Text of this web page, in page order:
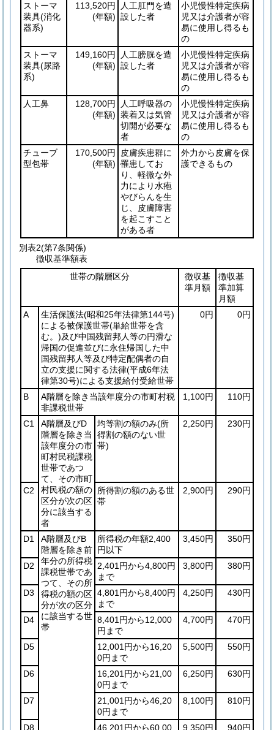
ストーマ
装具(消化
器系)
113,520円
(年額)
人工肛門を造
設した者
小児慢性特定疾病
児又は介護者が容
易に使用し得るも
の
ストーマ
装具(尿路
系)
149,160円
(年額)
人工膀胱を造
設した者
小児慢性特定疾病
児又は介護者が容
易に使用し得るも
の
人工鼻
128,700円
(年額)
人工呼吸器の
装着又は気管
切開が必要な
者
小児慢性特定疾病
児又は介護者が容
易に使用し得るも
の
チューブ
型包帯
170,500円
(年額)
皮膚疾患群に
罹患してお
り、軽微な外
力により水疱
やびらんを生
じ、皮膚障害
を起こすこと
がある者
外力から皮膚を保
護できるもの
別表2(第7条関係)
徴収基準額表
世帯の階層区分
徴収基
準月額
徴収基
準加算
月額
A
生活保護法(昭和25年法律第144号)
による被保護世帯(単給世帯を含
む。)及び中国残留邦人等の円滑な
帰国の促進並びに永住帰国した中
国残留邦人等及び特定配偶者の自
立の支援に関する法律(平成6年法
律第30号)による支援給付受給世帯
0円 0円
B
A階層を除き当該年度分の市町村税
非課税世帯
1,100円 110円
C1
A階層及びD
階層を除き当
該年度分の市
町村民税課税
世帯であつ
て、その市町
村民税の額の
区分が次の区
分に該当する
者
均等割の額のみ(所
得割の額のない世
帯)
2,250円 230円
C2
所得割の額のある世
帯
2,900円 290円
D1
A階層及びB
階層を除き前
年分の所得税
課税世帯であ
つて、その所
得税の額の区
分が次の区分
に該当する世
帯
所得税の年額2,400
円以下
3,450円 350円
D2
2,401円から4,800円
まで
3,800円 380円
D3
4,801円から8,400円
まで
4,250円 430円
D4
8,401円から12,000
円まで
4,700円 470円
D5
12,001円から16,20
0円まで
5,500円 550円
D6
16,201円から21,00
0円まで
6,250円 630円
D7
21,001円から46,20
0円まで
8,100円 810円
D8
46,201円から60,00
9,350円 940円